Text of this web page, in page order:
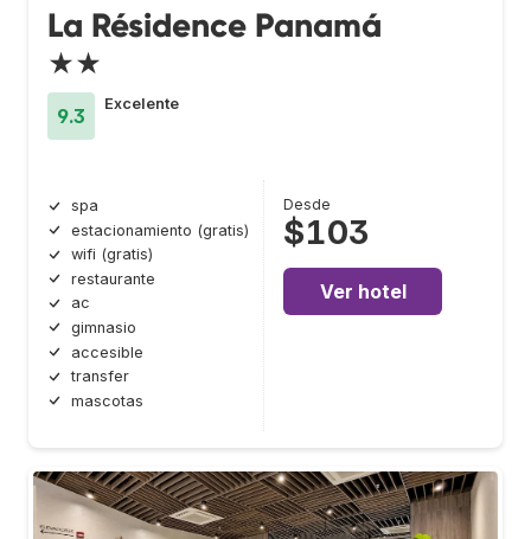
La Résidence Panamá
★★
9.3
Excelente
spa
estacionamiento (gratis)
wifi (gratis)
restaurante
ac
gimnasio
accesible
transfer
mascotas
Desde
$103
Ver hotel